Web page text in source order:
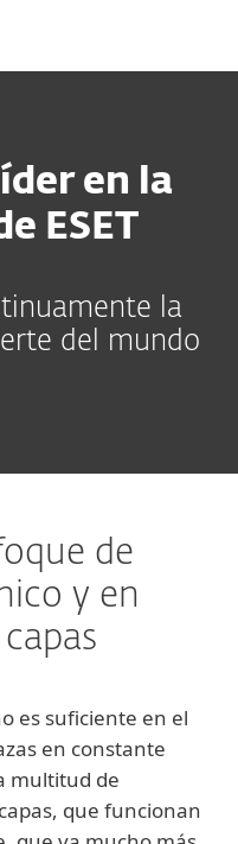
en la
ESET
la
del mundo
de
y en
es suficiente en el
en constante
multitud de
que funcionan